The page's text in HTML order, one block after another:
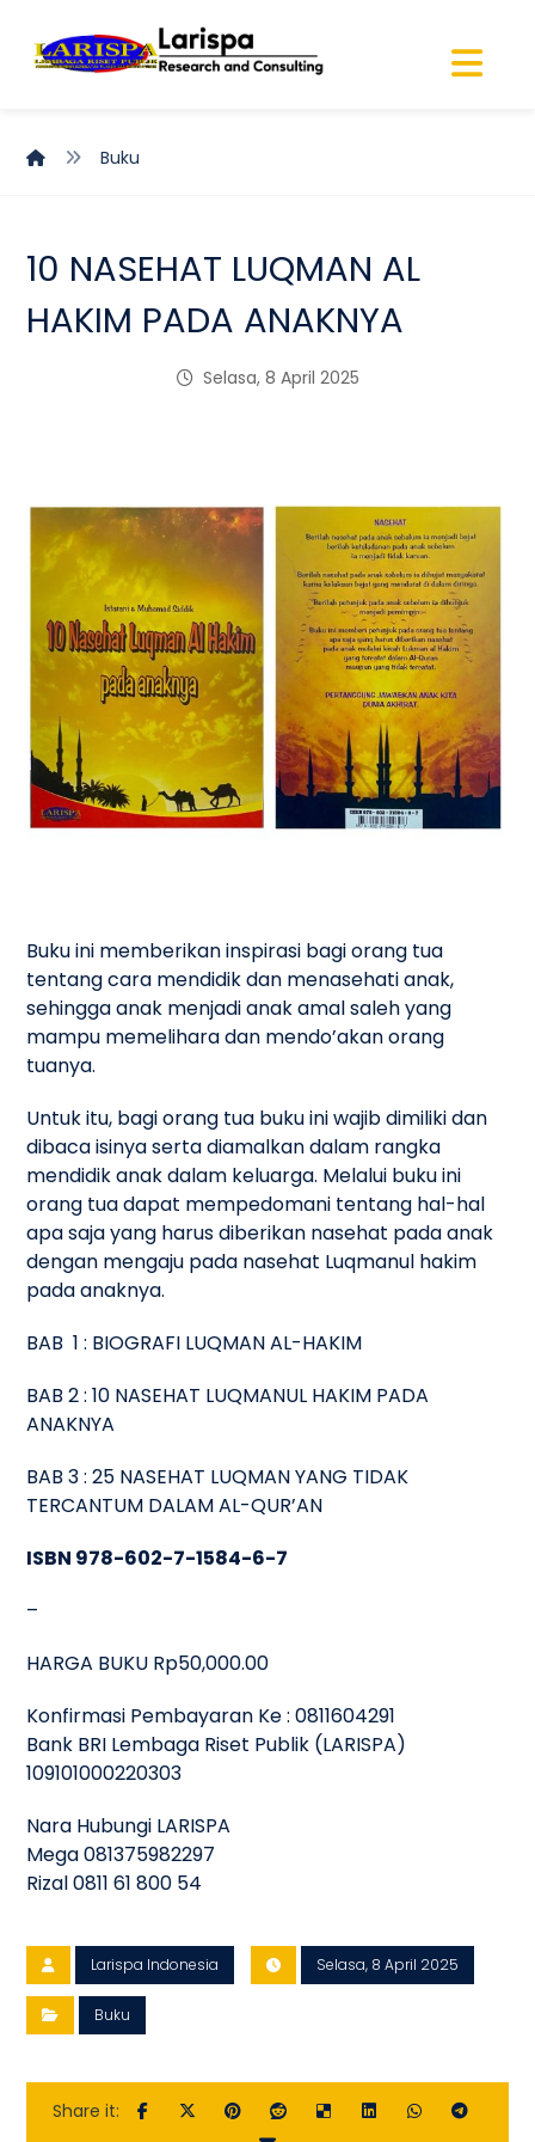
Buku
10 NASEHAT LUQMAN AL
HAKIM PADA ANAKNYA
Selasa, 8 April 2025
Buku ini memberikan inspirasi bagi orang tua
tentang cara mendidik dan menasehati anak,
sehingga anak menjadi anak amal saleh yang
mampu memelihara dan mendo’akan orang
tuanya.
Untuk itu, bagi orang tua buku ini wajib dimiliki dan
dibaca isinya serta diamalkan dalam rangka
mendidik anak dalam keluarga. Melalui buku ini
orang tua dapat mempedomani tentang hal-hal
apa saja yang harus diberikan nasehat pada anak
dengan mengaju pada nasehat Luqmanul hakim
pada anaknya.
BAB 1 : BIOGRAFI LUQMAN AL-HAKIM
BAB 2 : 10 NASEHAT LUQMANUL HAKIM PADA
ANAKNYA
BAB 3 : 25 NASEHAT LUQMAN YANG TIDAK
TERCANTUM DALAM AL-QUR’AN
ISBN 978-602-7-1584-6-7
–
HARGA BUKU Rp50,000.00
Konfirmasi Pembayaran Ke : 0811604291
Bank BRI Lembaga Riset Publik (LARISPA)
109101000220303
Nara Hubungi LARISPA
Mega 081375982297
Rizal 0811 61 800 54
Larispa Indonesia Selasa, 8 April 2025
Buku